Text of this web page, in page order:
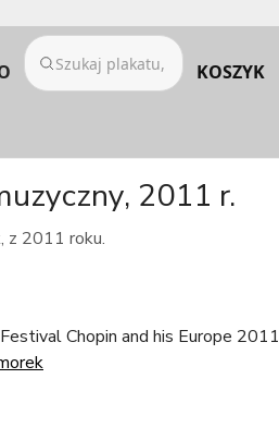
KOSZYK
2011 r.
z 2011 roku.
Chopin and his Europe 2011